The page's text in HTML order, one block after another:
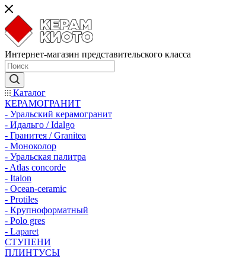
Интернет-магазин представительского класса
Каталог
КЕРАМОГРАНИТ
- Уральский керамогранит
- Идальго / Idalgo
- Гранитея / Granitea
- Моноколор
- Уральская палитра
- Atlas concorde
- Italon
- Ocean-ceramic
- Protiles
- Крупноформатный
- Polo gres
- Laparet
СТУПЕНИ
ПЛИНТУСЫ